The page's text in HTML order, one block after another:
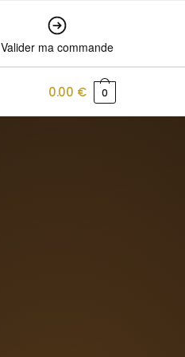
Valider ma commande
0.00 € 0